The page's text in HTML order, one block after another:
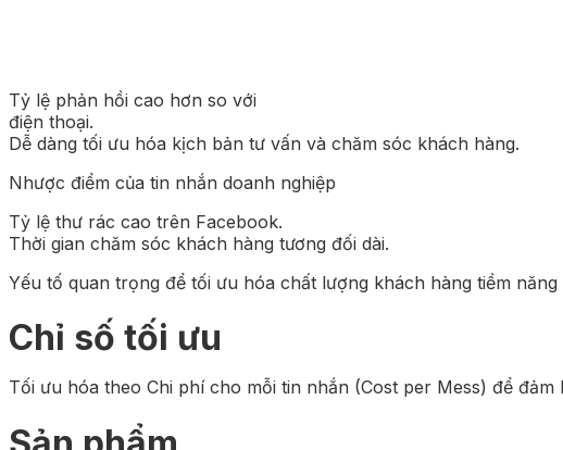
Tỷ lệ phản hồi cao hơn so với
điện thoại.
Dễ dàng tối ưu hóa kịch bản tư vấn và chăm sóc khách hàng.
Nhược điểm của tin nhắn doanh nghiệp
Tỷ lệ thư rác cao trên Facebook.
Thời gian chăm sóc khách hàng tương đối dài.
Yếu tố quan trọng để tối ưu hóa chất lượng khách hàng tiềm năng
Chỉ số tối ưu
Tối ưu hóa theo Chi phí cho mỗi tin nhắn (Cost per Mess) để